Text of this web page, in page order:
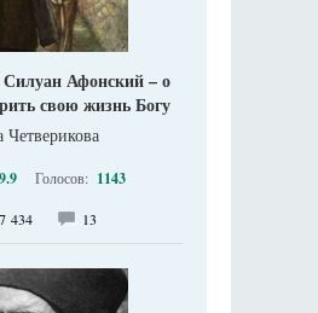
Афонский – о
свою жизнь Богу
9.9 Голосов: 1143
434 13